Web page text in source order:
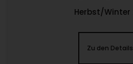
Herbst/Winter
Zu den Details